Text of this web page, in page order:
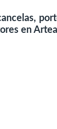
en